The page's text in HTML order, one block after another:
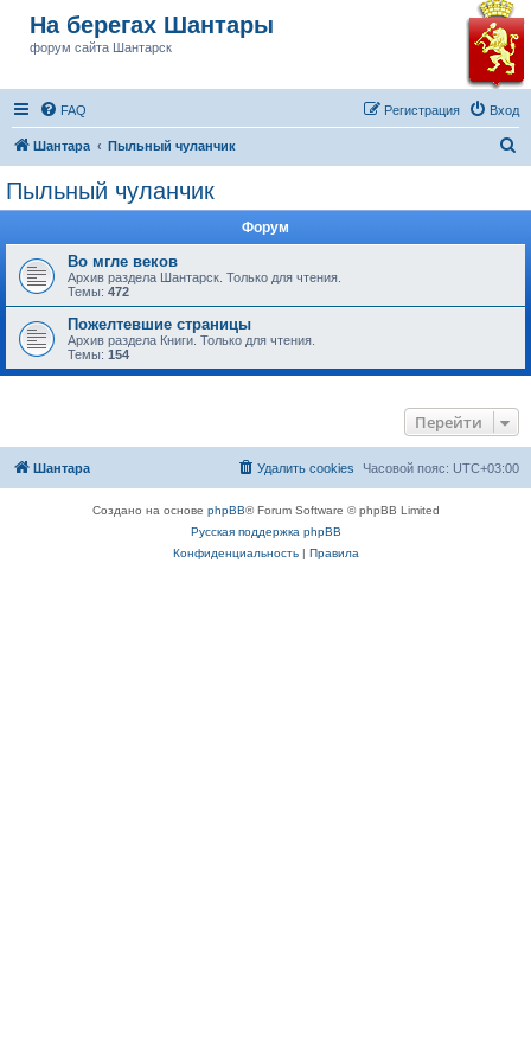
На берегах Шантары
форум сайта Шантарск
FAQ Вход
Регистрация
Шантара Пыльный чуланчик
Пыльный чуланчик
Форум
Во мгле веков
Архив раздела Шантарск. Только для чтения.
Темы: 472
Пожелтевшие страницы
Архив раздела Книги. Только для чтения.
Темы: 154
Перейти
Шантара Часовой пояс: UTC+03:00
Удалить cookies
Создано на основе phpBB® Forum Software © phpBB Limited
Русская поддержка phpBB
Конфиденциальность| Правила